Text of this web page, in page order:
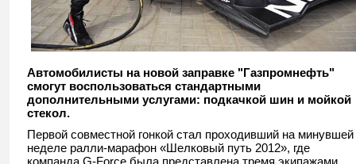
Автомобилисты на новой заправке "Газпромнефть"
смогут воспользоваться стандартными
дополнительными услугами: подкачкой шин и мойкой
стекол.
Первой совместной гонкой стал проходивший на минувшей
неделе ралли-марафон «Шелковый путь 2012», где